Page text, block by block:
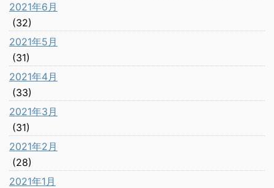
2021年6月
(32)
2021年5月
(31)
2021年4月
(33)
2021年3月
(31)
2021年2月
(28)
2021年1月